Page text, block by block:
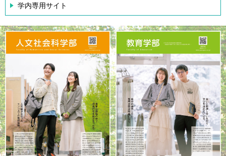
学内専用サイト